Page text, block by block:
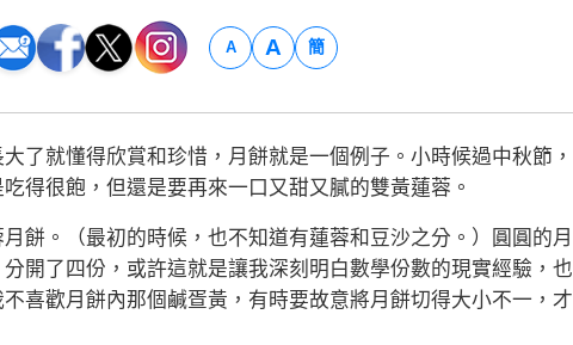
A A 簡
就懂得欣賞和珍惜，月餅就是一個例子。小時候過中秋節，
得很飽，但還是要再來一口又甜又膩的雙黃蓮蓉。
。（最初的時候，也不知道有蓮蓉和豆沙之分。）圓圓的月
開了四份，或許這就是讓我深刻明白數學份數的現實經驗，也
喜歡月餅內那個鹹疍黃，有時要故意將月餅切得大小不一，才